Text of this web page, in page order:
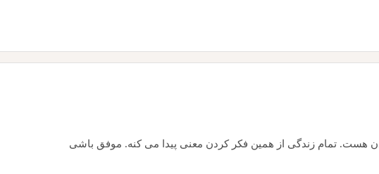
هست. تمام زندگی از همین فکر کردن معنی پیدا می کنه. موفق باشی